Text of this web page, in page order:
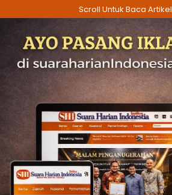
ke
Scroll Untuk Baca Artikel